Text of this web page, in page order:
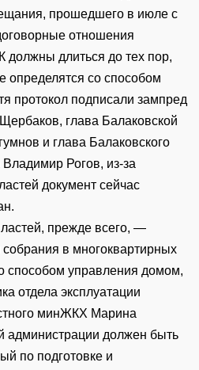
прошедшего в июле с
отношения
должны длиться до тех пор,
определятся со способом
протокол подписали зампред
глава Балаковской
и глава Балаковского
Рогов, из-за
документ сейчас
прежде всего, —
в многоквартирных
способом управления домом,
отдела эксплуатации
минЖКХ Марина
должен быть
по подготовке и